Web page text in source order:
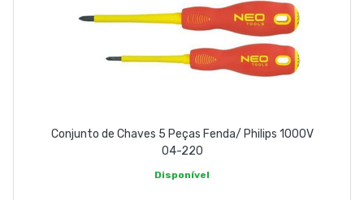
Conjunto de Chaves 5 Peças Fenda/ Philips 1000V
04-220
Disponível